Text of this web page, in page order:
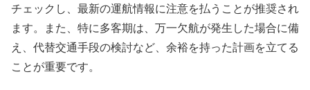
チェックし、最新の運航情報に注意を払うことが推奨され
ます。また、特に多客期は、万一欠航が発生した場合に備
え、代替交通手段の検討など、余裕を持った計画を立てる
ことが重要です。